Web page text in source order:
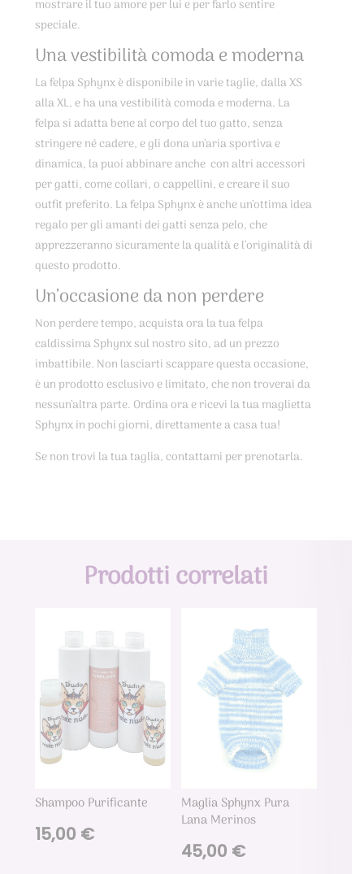
mostrare il tuo amore per lui e per farlo sentire
speciale.
Una vestibilità comoda e moderna
La felpa Sphynx è disponibile in varie taglie, dalla XS
alla XL, e ha una vestibilità comoda e moderna. La
felpa si adatta bene al corpo del tuo gatto, senza
stringere né cadere, e gli dona un’aria sportiva e
dinamica, la puoi abbinare anche con altri accessori
per gatti, come collari, o cappellini, e creare il suo
outfit preferito. La felpa Sphynx è anche un’ottima idea
regalo per gli amanti dei gatti senza pelo, che
apprezzeranno sicuramente la qualità e l’originalità di
questo prodotto.
Un’occasione da non perdere
Non perdere tempo, acquista ora la tua felpa
caldissima Sphynx sul nostro sito, ad un prezzo
imbattibile. Non lasciarti scappare questa occasione,
è un prodotto esclusivo e limitato, che non troverai da
nessun’altra parte. Ordina ora e ricevi la tua maglietta
Sphynx in pochi giorni, direttamente a casa tua!
Se non trovi la tua taglia, contattami per prenotarla.
Prodotti correlati
Shampoo Purificante
15,00 €
Maglia Sphynx Pura
Lana Merinos
45,00 €